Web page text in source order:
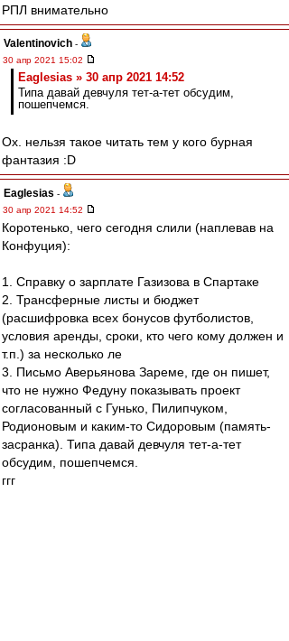
РПЛ внимательно
Valentinovich -
30 апр 2021 15:02
Eaglesias » 30 апр 2021 14:52
Типа давай девчуля тет-а-тет обсудим,
пошепчемся.
Ох. нельзя такое читать тем у кого бурная
фантазия :D
Eaglesias -
30 апр 2021 14:52
Коротенько, чего сегодня слили (наплевав на
Конфуция):
1. Справку о зарплате Газизова в Спартаке
2. Трансферные листы и бюджет
(расшифровка всех бонусов футболистов,
условия аренды, сроки, кто чего кому должен и
т.п.) за несколько ле
3. Письмо Аверьянова Зареме, где он пишет,
что не нужно Федуну показывать проект
согласованный с Гунько, Пилипчуком,
Родионовым и каким-то Сидоровым (память-
засранка). Типа давай девчуля тет-а-тет
обсудим, пошепчемся.
ггг